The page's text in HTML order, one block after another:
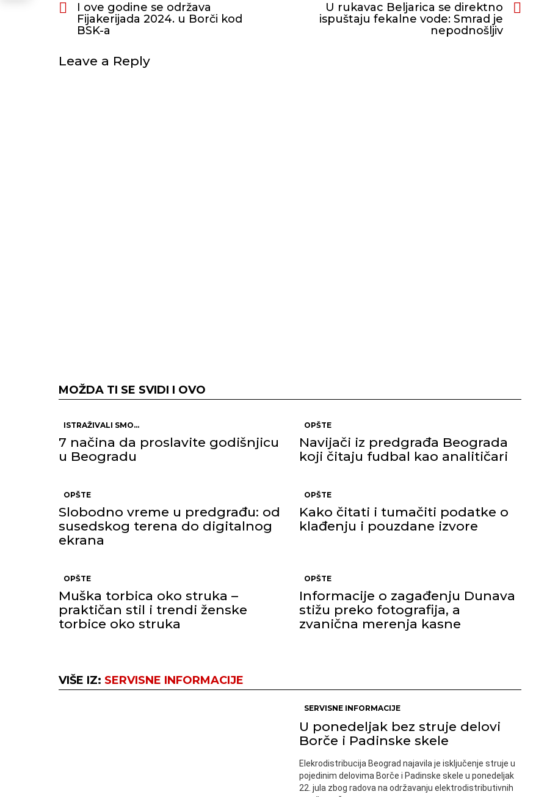
još
I ove godine se održava
Fijakerijada 2024. u Borči kod
BSK-a
U rukavac Beljarica se direktno
ispuštaju fekalne vode: Smrad je
nepodnošljiv
Leave a Reply
MOŽDA TI SE SVIDI I OVO
ISTRAŽIVALI SMO...
7 načina da proslavite godišnjicu
u Beogradu
OPŠTE
Navijači iz predgrađa Beograda
koji čitaju fudbal kao analitičari
OPŠTE
Slobodno vreme u predgrađu: od
susedskog terena do digitalnog
ekrana
OPŠTE
Kako čitati i tumačiti podatke o
klađenju i pouzdane izvore
OPŠTE
Muška torbica oko struka –
praktičan stil i trendi ženske
torbice oko struka
OPŠTE
Informacije o zagađenju Dunava
stižu preko fotografija, a
zvanična merenja kasne
VIŠE IZ: SERVISNE INFORMACIJE
SERVISNE INFORMACIJE
U ponedeljak bez struje delovi
Borče i Padinske skele
Elekrodistribucija Beograd najavila je isključenje struje u
pojedinim delovima Borče i Padinske skele u ponedeljak
22. jula zbog radova na održavanju elektrodistributivnih